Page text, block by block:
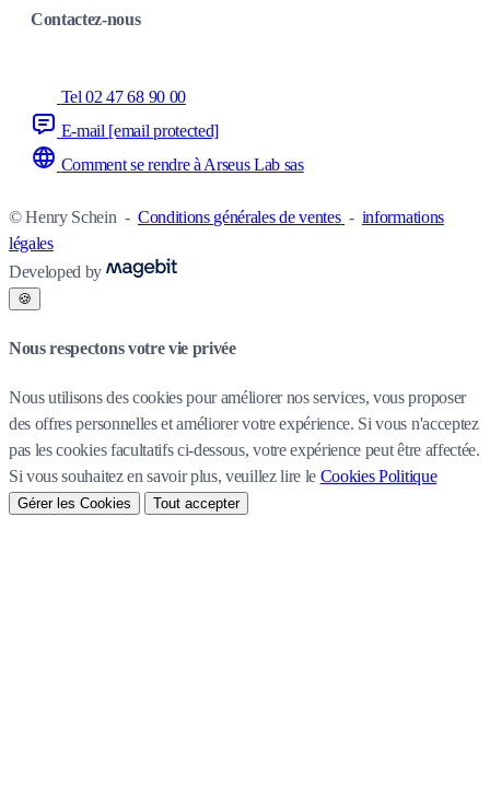
Contactez-nous
Tel 02 47 68 90 00
E-mail [email protected]
Comment se rendre à Arseus Lab sas
© Henry Schein - Conditions générales de ventes - informations
légales
Developed by
🍪
Nous respectons votre vie privée
Nous utilisons des cookies pour améliorer nos services, vous proposer
des offres personnelles et améliorer votre expérience. Si vous n'acceptez
pas les cookies facultatifs ci-dessous, votre expérience peut être affectée.
Si vous souhaitez en savoir plus, veuillez lire le Cookies Politique
Gérer les Cookies Tout accepter